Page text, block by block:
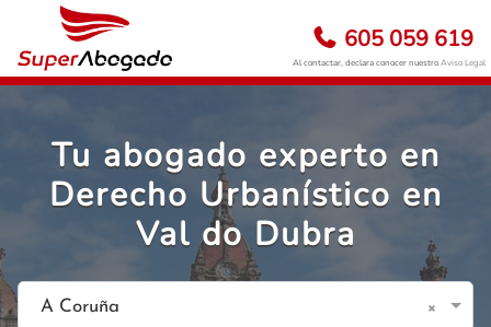
605 059 619
Al contactar, declara conocer nuestroAviso Legal
Tu abogado experto en
Derecho Urbanístico en
Val do Dubra
A Coruña ×